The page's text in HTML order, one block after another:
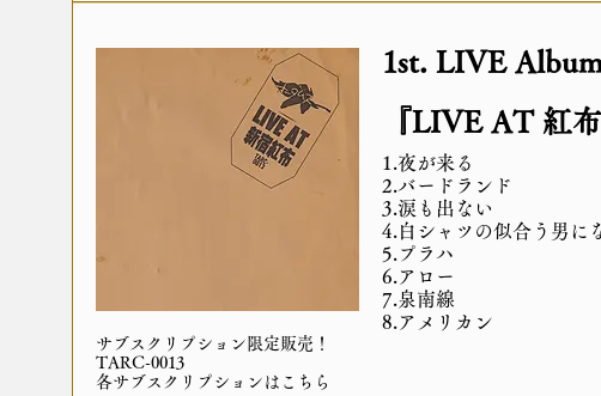
サブスクリプション限定販売！
TARC-0013
各サブスクリプションはこちら
1st. LIVE Album
『LIVE AT 紅布
1.夜が来る
2.バードランド
3.涙も出ない
4.白シャツの似合う男に
5.プラハ
6.アロー
7.泉南線
8.アメリカン